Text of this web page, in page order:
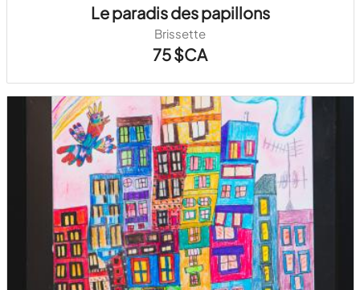
Le paradis des papillons
Brissette
75 $CA